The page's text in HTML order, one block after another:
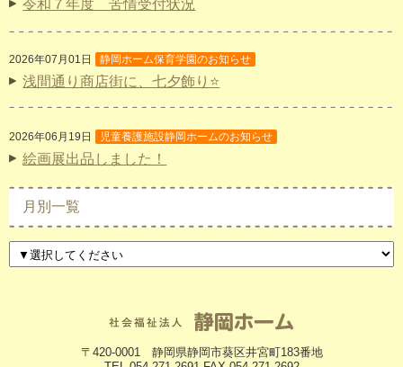
令和７年度 苦情受付状況
2026年07月01日 静岡ホーム保育学園のお知らせ
浅間通り商店街に、七夕飾り⭐
2026年06月19日 児童養護施設静岡ホームのお知らせ
絵画展出品しました！
月別一覧
〒420-0001 静岡県静岡市葵区井宮町183番地